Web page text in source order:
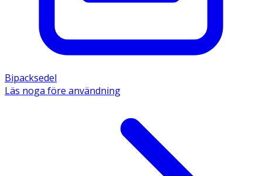
Bipacksedel
Läs noga före användning